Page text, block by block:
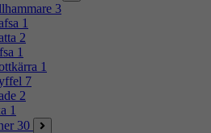
3
1
2
1
1
7
2
1
30